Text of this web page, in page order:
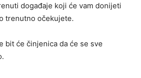
događaje koji će vam donijeti
trenutno očekujete.
bit će činjenica da će se sve